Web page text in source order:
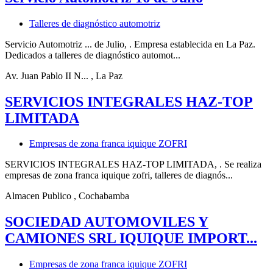
Talleres de diagnóstico automotriz
Servicio Automotriz ... de Julio, . Empresa establecida en La Paz.
Dedicados a talleres de diagnóstico automot...
Av. Juan Pablo II N... , La Paz
SERVICIOS INTEGRALES HAZ-TOP
LIMITADA
Empresas de zona franca iquique ZOFRI
SERVICIOS INTEGRALES HAZ-TOP LIMITADA, . Se realiza
empresas de zona franca iquique zofri, talleres de diagnós...
Almacen Publico , Cochabamba
SOCIEDAD AUTOMOVILES Y
CAMIONES SRL IQUIQUE IMPORT...
Empresas de zona franca iquique ZOFRI